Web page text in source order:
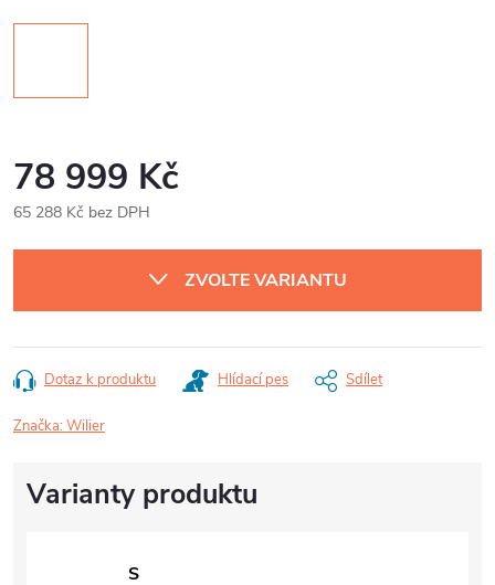
78 999 Kč
65 288 Kč bez DPH
cena:
ZVOLTE VARIANTU
Dotaz k produktu Hlídací pes Sdílet
Značka:Wilier
S